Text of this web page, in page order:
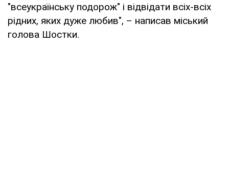
"всеукраїнську подорож" і відвідати всіх-всіх
рідних, яких дуже любив", – написав міський
голова Шостки.